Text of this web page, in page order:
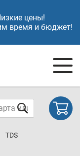
цены!
время и бюджет!
TDS